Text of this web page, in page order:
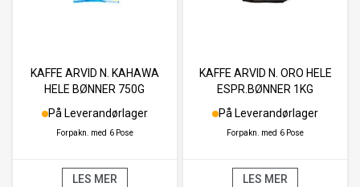
KAFFE ARVID N. KAHAWA
HELE BØNNER 750G
På Leverandørlager
Forpakn. med 6 Pose
LES MER
KAFFE ARVID N. ORO HELE
ESPR.BØNNER 1KG
På Leverandørlager
Forpakn. med 6 Pose
LES MER